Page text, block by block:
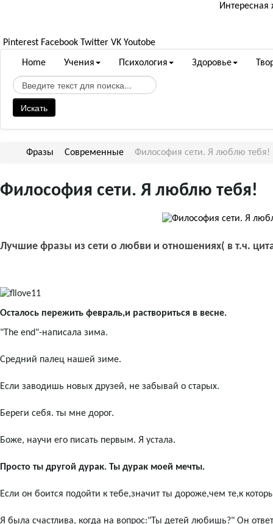
Pinterest Facebook Twitter VK Youtobe
Интересная
Home Учения Психология Здоровье
Искать
Фразы Современные Философия сети. Я люблю тебя!
Философия сети. Я люблю тебя!
Лучшие фразы из сети о любви и отношениях( в т.ч.
Осталось пережить февраль,и раствориться в весне.
"The end"-написала зима.
Средний палец нашей зиме.
Если заводишь новых друзей, не забывай о старых.
Береги себя. ты мне дорог.
Боже, научи его писать первым. Я устала.
Просто ты другой дурак. Ты дурак моей мечты.
Если он боится подойти к тебе,значит ты дороже,чем те,к
Я была счастлива, когда на вопрос:"Ты детей любишь?" Он